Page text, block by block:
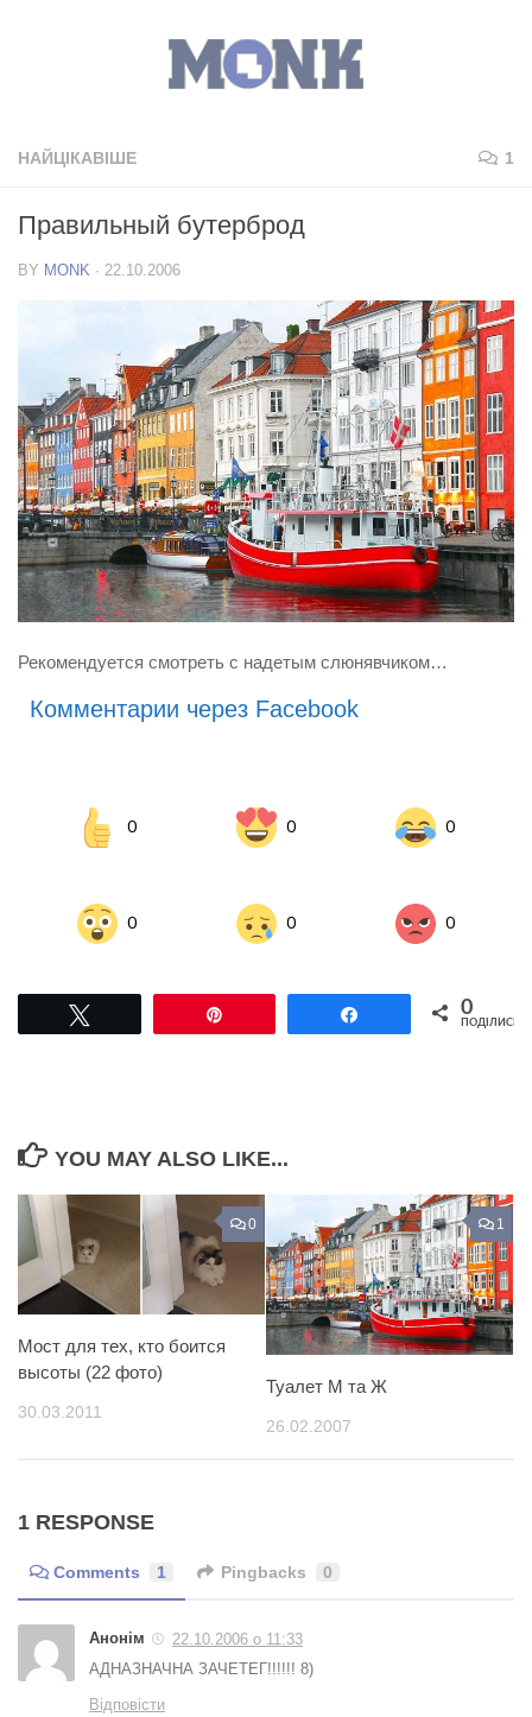
НАЙЦІКАВІШЕ 1
Правильный бутерброд
BY MONK · 22.10.2006
Рекомендуется смотреть с надетым слюнявчиком…
Комментарии через Facebook
0 0 0
0 0 0
Поділитися0
ПОДІЛИСЬ
YOU MAY ALSO LIKE...
0
Мост для тех, кто боится
высоты (22 фото)
30.03.2011
1
Туалет М та Ж
26.02.2007
1 RESPONSE
Comments 1 Pingbacks 0
Анонім
22.10.2006 о 11:33
АДНАЗНАЧНА ЗАЧЕТЕГ!!!!!! 8)
Відповісти